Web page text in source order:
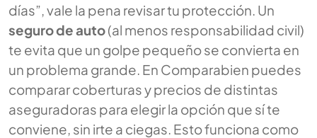
días”, vale la pena revisar tu protección. Un
seguro de auto(al menos responsabilidad civil)
te evita que un golpe pequeño se convierta en
un problema grande. En Comparabien puedes
comparar coberturas y precios de distintas
aseguradoras para elegir la opción que sí te
conviene, sin irte a ciegas. Esto funciona como